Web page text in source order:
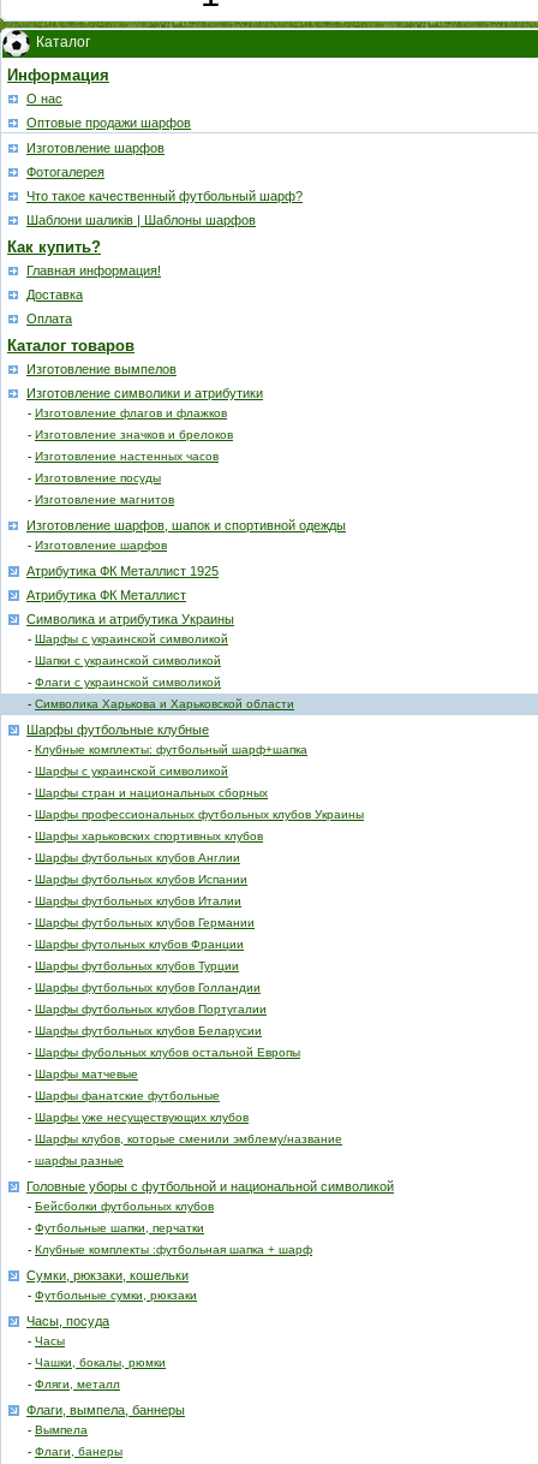
Каталог
Информация
О нас
Оптовые продажи шарфов
Изготовление шарфов
Фотогалерея
Что такое качественный футбольный шарф?
Шаблони шаликів | Шаблоны шарфов
Как купить?
Главная информация!
Доставка
Оплата
Каталог товаров
Изготовление вымпелов
Изготовление символики и атрибутики
- Изготовление флагов и флажков
- Изготовление значков и брелоков
- Изготовление настенных часов
- Изготовление посуды
- Изготовление магнитов
Изготовление шарфов, шапок и спортивной одежды
- Изготовление шарфов
Атрибутика ФК Металлист 1925
Атрибутика ФК Металлист
Символика и атрибутика Украины
- Шарфы с украинской символикой
- Шапки с украинской символикой
- Флаги с украинской символикой
- Символика Харькова и Харьковской области
Шарфы футбольные клубные
- Клубные комплекты: футбольный шарф+шапка
- Шарфы с украинской символикой
- Шарфы стран и национальных сборных
- Шарфы профессиональных футбольных клубов Украины
- Шарфы харьковских спортивных клубов
- Шарфы футбольных клубов Англии
- Шарфы футбольных клубов Испании
- Шарфы футбольных клубов Италии
- Шарфы футбольных клубов Германии
- Шарфы футольных клубов Франции
- Шарфы футбольных клубов Турции
- Шарфы футбольных клубов Голландии
- Шарфы футбольных клубов Португалии
- Шарфы футбольных клубов Беларусии
- Шарфы фубольных клубов остальной Европы
- Шарфы матчевые
- Шарфы фанатские футбольные
- Шарфы уже несуществующих клубов
- Шарфы клубов, которые сменили эмблему/название
- шарфы разные
Головные уборы с футбольной и национальной символикой
- Бейсболки футбольных клубов
- Футбольные шапки, перчатки
- Клубные комплекты :футбольная шапка + шарф
Сумки, рюкзаки, кошельки
- Футбольные сумки, рюкзаки
Часы, посуда
- Часы
- Чашки, бокалы, рюмки
- Фляги, металл
Флаги, вымпела, баннеры
- Вымпела
- Флаги, банеры